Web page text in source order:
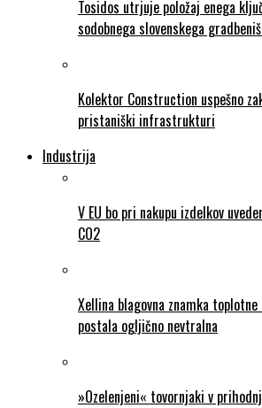
Tosidos utrjuje položaj enega
sodobnega slovenskega
Kolektor Construction uspešno
pristaniški infrastrukturi
Industrija
V EU bo pri nakupu izdelkov
CO2
Xellina blagovna znamka
postala ogljično nevtralna
»Ozelenjeni« tovornjaki v